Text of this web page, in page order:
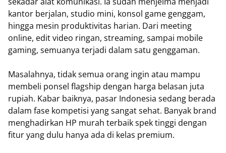
kantor berjalan, studio mini, konsol game genggam,
hingga mesin produktivitas harian. Dari meeting
online, edit video ringan, streaming, sampai mobile
gaming, semuanya terjadi dalam satu genggaman.
Masalahnya, tidak semua orang ingin atau mampu
membeli ponsel flagship dengan harga belasan juta
rupiah. Kabar baiknya, pasar Indonesia sedang berada
dalam fase kompetisi yang sangat sehat. Banyak brand
menghadirkan HP murah terbaik spek tinggi dengan
fitur yang dulu hanya ada di kelas premium.